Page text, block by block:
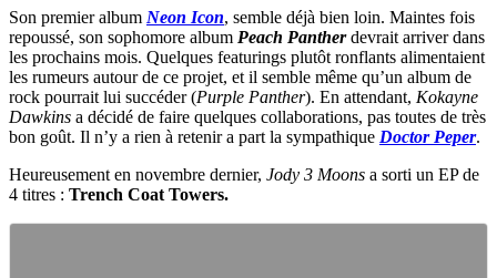
Son premier album Neon Icon, semble déjà bien loin. Maintes fois
repoussé, son sophomore album Peach Pantherdevrait arriver dans
les prochains mois. Quelques featurings plutôt ronflants alimentaient
les rumeurs autour de ce projet, et il semble même qu’un album de
rock pourrait lui succéder (Purple Panther). En attendant, Kokayne
Dawkins a décidé de faire quelques collaborations, pas toutes de très
bon goût. Il n’y a rien à retenir a part la sympathique Doctor Peper.
Heureusement en novembre dernier, Jody 3 Moons a sorti un EP de
4 titres : Trench Coat Towers.